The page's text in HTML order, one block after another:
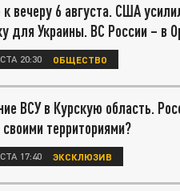
к вечеру 6 августа. США
для Украины. ВС России – в
20:30 ОБЩЕСТВО
ВСУ в Курскую область.
своими территориями?
17:40 ЭКСКЛЮЗИВ